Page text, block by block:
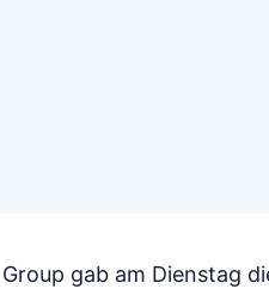
gab am Dienstag